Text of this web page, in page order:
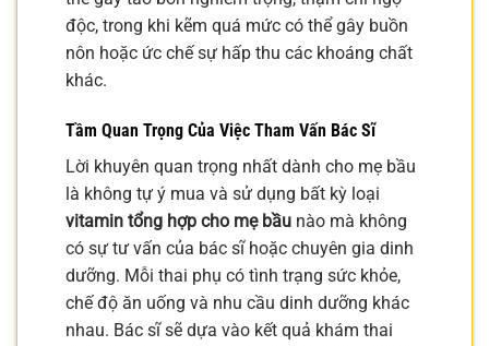
độc, trong khi kẽm quá mức có thể gây buồn
nôn hoặc ức chế sự hấp thu các khoáng chất
khác.
Tầm Quan Trọng Của Việc Tham Vấn Bác Sĩ
Lời khuyên quan trọng nhất dành cho mẹ bầu
là không tự ý mua và sử dụng bất kỳ loại
vitamin tổng hợp cho mẹ bầu nào mà không
có sự tư vấn của bác sĩ hoặc chuyên gia dinh
dưỡng. Mỗi thai phụ có tình trạng sức khỏe,
chế độ ăn uống và nhu cầu dinh dưỡng khác
nhau. Bác sĩ sẽ dựa vào kết quả khám thai